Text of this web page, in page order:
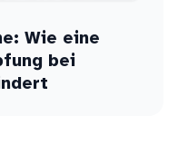
Wie eine
bei